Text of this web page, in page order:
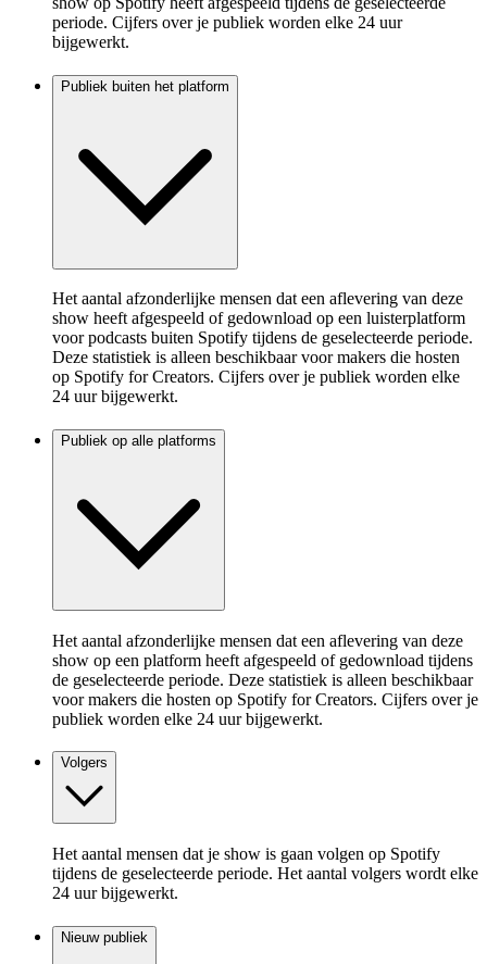
periode. Cijfers over je publiek worden elke 24 uur
bijgewerkt.
Publiek buiten het platform
Het aantal afzonderlijke mensen dat een aflevering van deze
show heeft afgespeeld of gedownload op een luisterplatform
voor podcasts buiten Spotify tijdens de geselecteerde periode.
Deze statistiek is alleen beschikbaar voor makers die hosten
op Spotify for Creators. Cijfers over je publiek worden elke
24 uur bijgewerkt.
Publiek op alle platforms
Het aantal afzonderlijke mensen dat een aflevering van deze
show op een platform heeft afgespeeld of gedownload tijdens
de geselecteerde periode. Deze statistiek is alleen beschikbaar
voor makers die hosten op Spotify for Creators. Cijfers over je
publiek worden elke 24 uur bijgewerkt.
Volgers
Het aantal mensen dat je show is gaan volgen op Spotify
tijdens de geselecteerde periode. Het aantal volgers wordt elke
24 uur bijgewerkt.
Nieuw publiek